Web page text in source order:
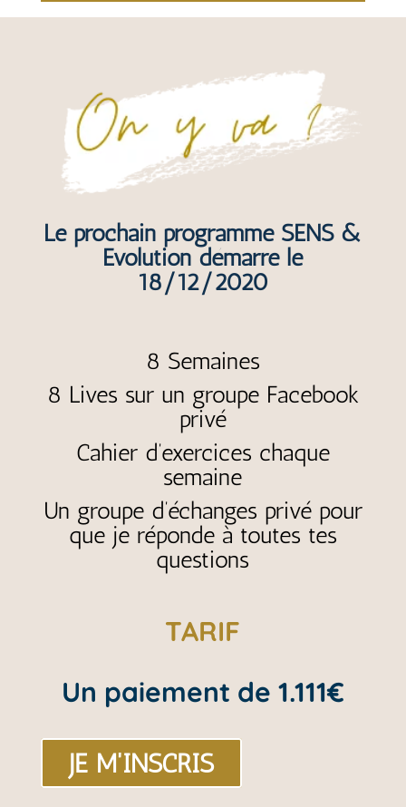
Le prochain programme SENS &
Evolution démarre le
18/12/2020
8 Semaines
8 Lives sur un groupe Facebook
privé
Cahier d’exercices chaque
semaine
Un groupe d’échanges privé pour
que je réponde à toutes tes
questions
TARIF
Un paiement de 1.111€
JE M'INSCRIS